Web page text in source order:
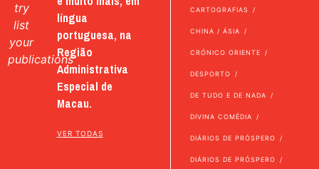
try
list
your
publications
língua
portuguesa, na
Região
Administrativa
Especial de
Macau.
VER TODAS
CARTOGRAFIAS
CHINA / ÁSIA
CRÓNICO ORIENTE
DESPORTO
DE TUDO E DE NADA
DIVINA COMÉDIA
DIÁRIOS DE PRÓSPERO
DIÁRIOS DE PRÓSPERO